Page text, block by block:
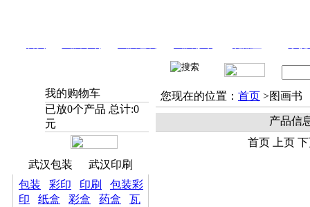
我的购物车
已放0个产品 总计:0
元
武汉包装
武汉印刷
包装
彩印 印刷
包装彩
印
纸盒 彩盒 药盒
瓦
您现在的位置： 首页 >图画书
产品信
首页 上页